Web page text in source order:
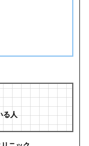
る人